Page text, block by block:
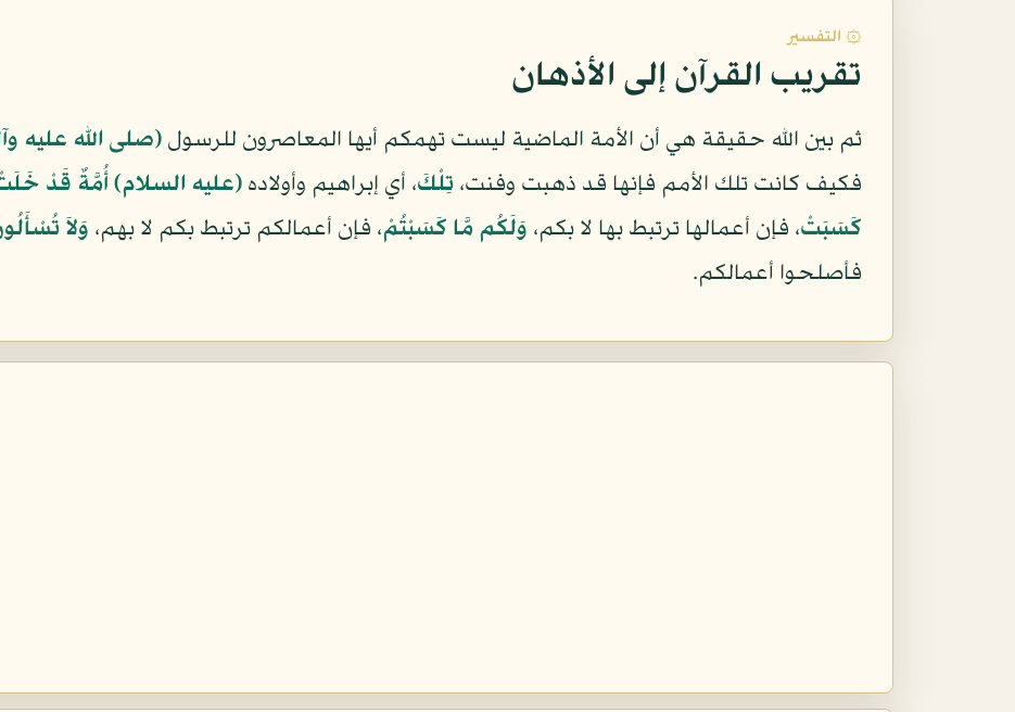
۞ التفسير
تقريب القرآن إلى الأذهان
ثم بين الله حقيقة هي أن الأمة الماضية ليست تهمكم أيها المعاصرون للرسول (صلى الله عليه
فكيف كانت تلك الأمم فإنها قد ذهبت وفنت، تِلْكَ، أي إبراهيم وأولاده (عليه السلام)أُمَّةٌ قَدْ
كَسَبَتْ، فإن أعمالها ترتبط بها لا بكم، وَلَكُم مَّا كَسَبْتُمْ، فإن أعمالكم ترتبط بكم لا بهم، وَلاَ
فأصلحوا أعمالكم.